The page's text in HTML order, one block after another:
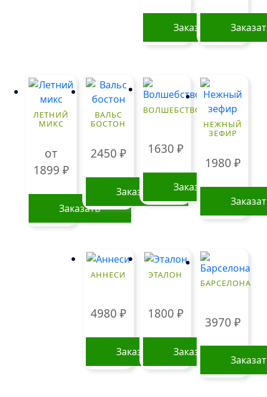
Заказать
ЛЕТНИЙ
МИКС
от
1899 ₽
Заказать
имеет
несколько
ВАЛЬС
БОСТОН
2450 ₽
Заказать
ВОЛШЕБСТВО
1630 ₽
Заказать
НЕЖНЫЙ
ЗЕФИР
1980 ₽
АННЕСИ
4980 ₽
Заказать
ЭТАЛОН
1800 ₽
Заказать
БАРСЕЛОНА
3970 ₽